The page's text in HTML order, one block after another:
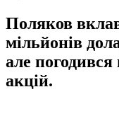
Поляков
мільйонів
але
акцій.